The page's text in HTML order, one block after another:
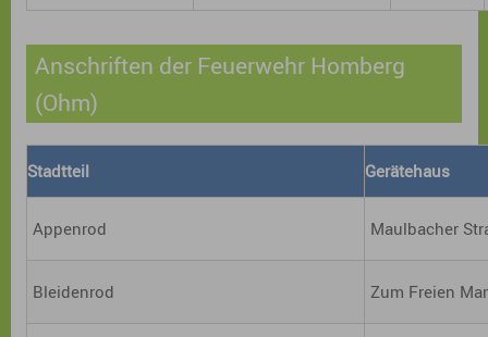
Anschriften der Feuerwehr Homberg
(Ohm)
Stadtteil Gerätehaus
Appenrod Maulbacher
Bleidenrod Zum Freien